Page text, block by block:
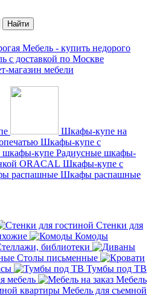
магазин мебели
Шкафы-купе на
Шкафы-купе с
Радиусные шкафы-
Шкафы-купе с
Шкафы распашные
Стенки для
Комоды
библиотеки
Столы письменные
Тумбы под ТВ
мебель
Мебель
Мебель для съемной